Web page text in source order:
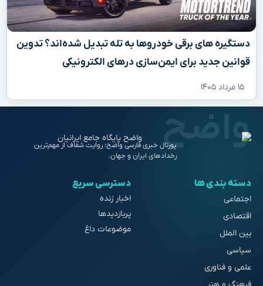
دستگیره‌ های برقی خودروها به تله تبدیل شده‌اند؟ تدوین
قوانین جدید برای ایمن‌سازی درهای الکترونیکی
۱۵ مرداد ۱۴۰۵
پورتال خبری فارسی واضح؛ روایت شفاف از مهم‌ترین
رخدادهای ایران و جهان.
دسته بندی ها
اجتماعی
اقتصادی
بین الملل
سیاسی
علمی و فناوری
دسترسی سریع
اخبار زنده
پربازدیدها
موضوعات داغ